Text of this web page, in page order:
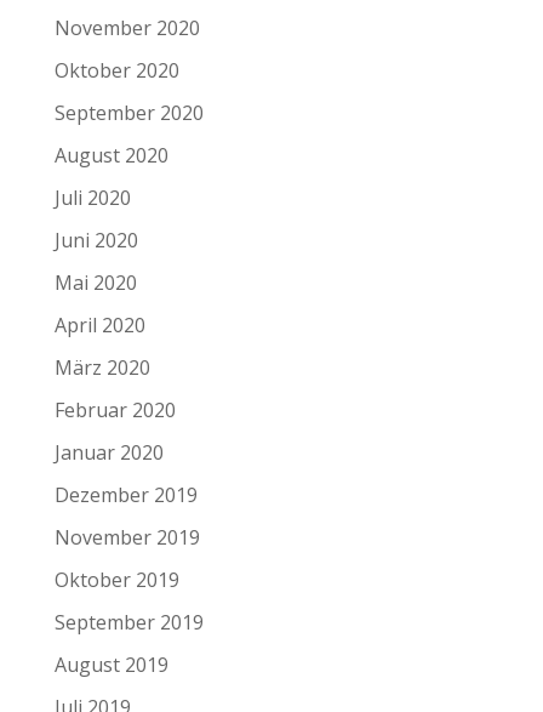
November 2020
Oktober 2020
September 2020
August 2020
Juli 2020
Juni 2020
Mai 2020
April 2020
März 2020
Februar 2020
Januar 2020
Dezember 2019
November 2019
Oktober 2019
September 2019
August 2019